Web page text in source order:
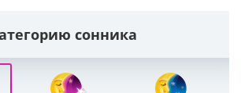
сонника